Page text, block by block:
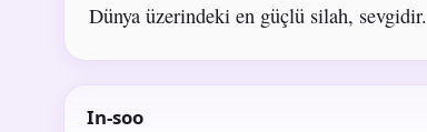
Dünya üzerindeki en güçlü silah, sevgidir.
In-soo